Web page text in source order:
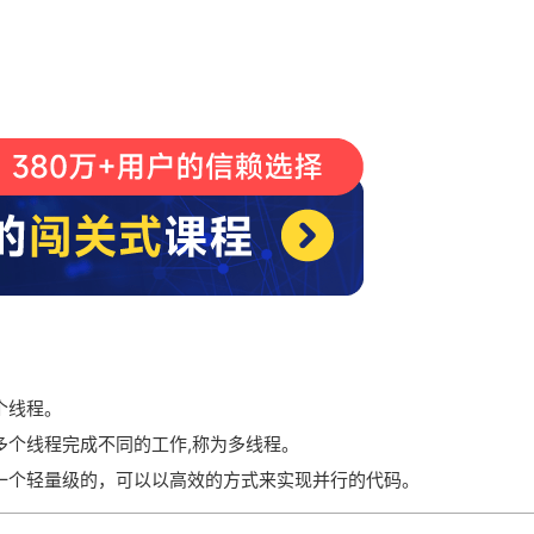
程。
线程完成不同的工作,称为多线程。
轻量级的，可以以高效的方式来实现并行的代码。